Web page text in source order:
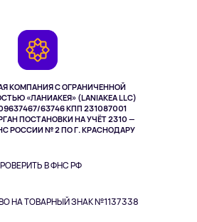
КОМПАНИЯ С ОГРАНИЧЕННОЙ
«ЛАНИАКЕЯ» (LANIAKEA LLC)
63746 КПП 231087001
ПОСТАНОВКИ НА УЧЁТ 2310 —
РОССИИ № 2 ПО Г. КРАСНОДАРУ
В ФНС РФ
НА ТОВАРНЫЙ ЗНАК №1137338